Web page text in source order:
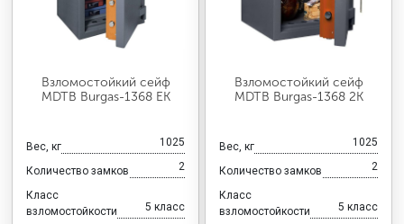
Взломостойкий сейф
MDTB Burgas-1368 EK
Вес, кг 1025
Количество замков 2
Класс
взломостойкости
5 класс
Взломостойкий сейф
MDTB Burgas-1368 2K
Вес, кг 1025
Количество замков 2
Класс
взломостойкости
5 класс